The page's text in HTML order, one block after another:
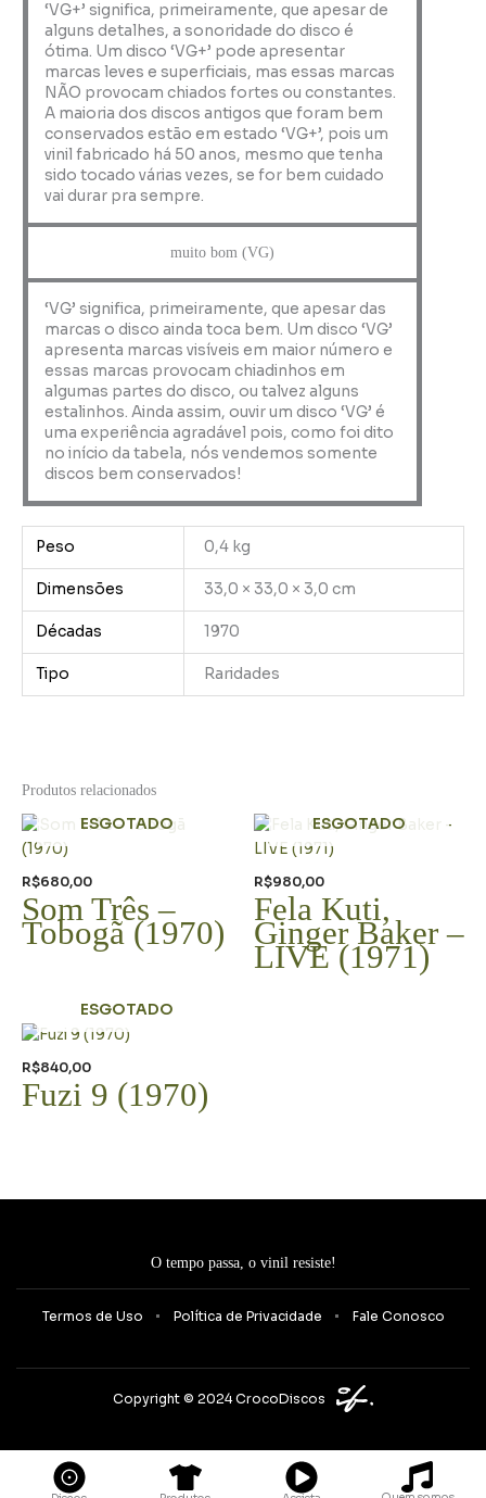
‘VG+’ significa, primeiramente, que apesar de
alguns detalhes, a sonoridade do disco é
ótima. Um disco ‘VG+’ pode apresentar
marcas leves e superficiais, mas essas marcas
NÃO provocam chiados fortes ou constantes.
A maioria dos discos antigos que foram bem
conservados estão em estado ‘VG+’, pois um
vinil fabricado há 50 anos, mesmo que tenha
sido tocado várias vezes, se for bem cuidado
vai durar pra sempre.
muito bom (VG)
‘VG’ significa, primeiramente, que apesar das
marcas o disco ainda toca bem. Um disco ‘VG’
apresenta marcas visíveis em maior número e
essas marcas provocam chiadinhos em
algumas partes do disco, ou talvez alguns
estalinhos. Ainda assim, ouvir um disco ‘VG’ é
uma experiência agradável pois, como foi dito
no início da tabela, nós vendemos somente
discos bem conservados!
Peso 0,4 kg
Dimensões 33,0 × 33,0 × 3,0 cm
Décadas 1970
Tipo Raridades
Produtos relacionados
ESGOTADO
R$680,00
Som Três –
Tobogã (1970)
ESGOTADO
R$980,00
Fela Kuti,
Ginger Baker –
LIVE (1971)
ESGOTADO
R$840,00
Fuzi 9 (1970)
O tempo passa, o vinil resiste!
Termos de Uso Política de Privacidade Fale Conosco
Copyright © 2024 CrocoDiscos